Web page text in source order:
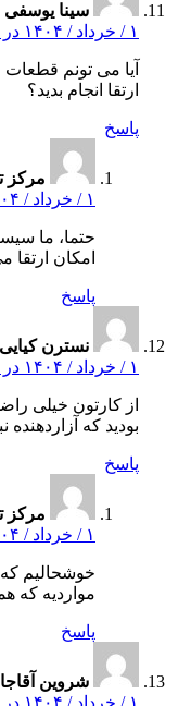
سینا یوسفی
۱ / خرداد / ۱۴۰۴ در ۱۷:۱۶
آیا می‌ تونم
ارتقا انجام بدید؟
پاسخ
مرکز
۱ / خرداد / ۱۴۰۴ در ۱۷:۳۲
حتما، ما
امکان ارتقا
پاسخ
نسترن کیایی
۱ / خرداد / ۱۴۰۴ در ۱۷:۱۷
از کارتون خیلی
بودید که آزاردهنده
پاسخ
مرکز
۱ / خرداد / ۱۴۰۴ در ۱۷:۳۲
خوشحالیم
مواردیه که
پاسخ
شروین